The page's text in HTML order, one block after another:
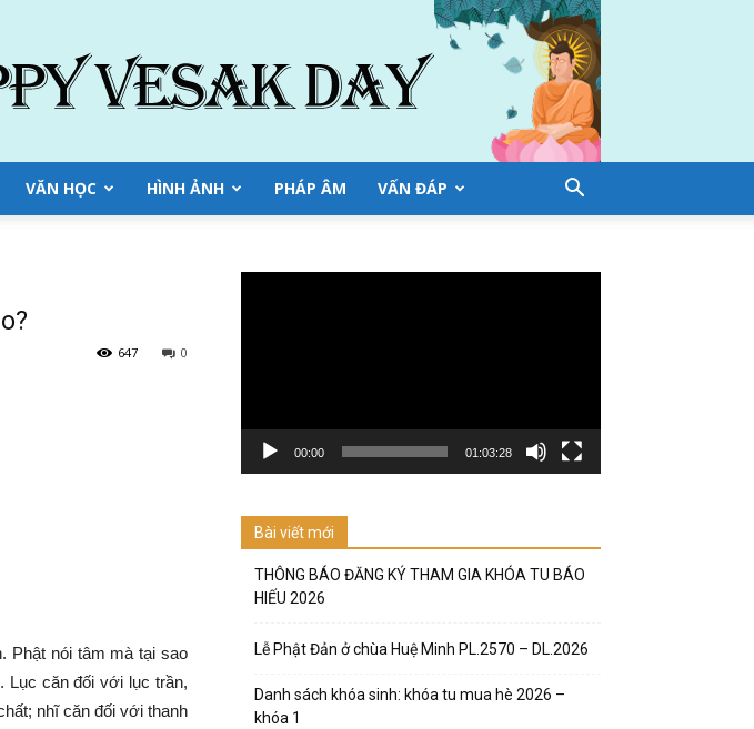
VĂN HỌC HÌNH ẢNH PHÁP ÂM VẤN ĐÁP
0
647
Phật nói tâm mà tại sao
Lục căn đối với lục trần,
nhĩ căn đối với thanh
00:00 01:03:28
Bài viết mới
THÔNG BÁO ĐĂNG KÝ THAM GIA KHÓA TU BÁO
HIẾU 2026
Lễ Phật Đản ở chùa Huệ Minh PL.2570 – DL.2026
Danh sách khóa sinh: khóa tu mua hè 2026 –
khóa 1